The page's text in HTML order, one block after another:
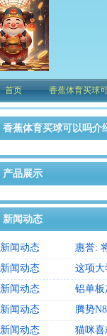
首页 香蕉体育买球
香蕉体育买球可以吗介
产品展示
新闻动态
新闻动态 惠誉:
新闻动态 这项
新闻动态 铝单
新闻动态 腾势
新闻动态 猫咪喜